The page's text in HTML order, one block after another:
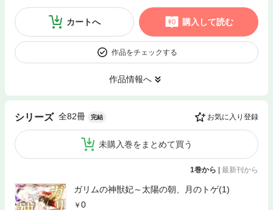
カートへ 購入して読む
作品をチェックする
作品情報へ
シリーズ 全82冊 完結 お気に入り登録
未購入巻をまとめて買う
1巻から | 最新刊から
ガリムの神獣妃～太陽の朝、月のトゲ(1)
0